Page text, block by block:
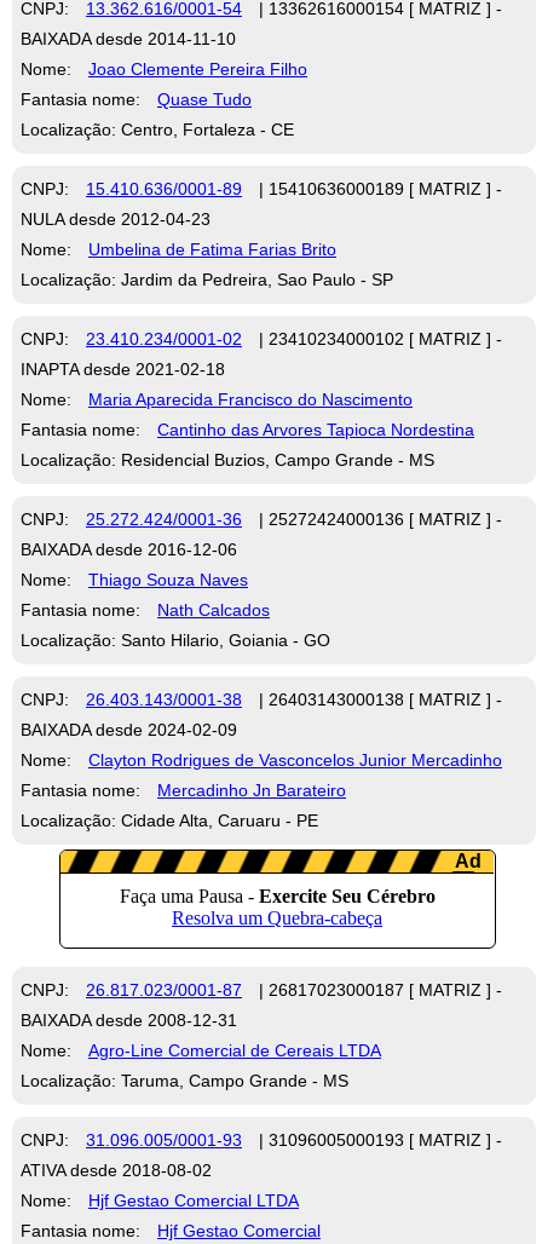
CNPJ: 13.362.616/0001-54
| 13362616000154 [ MATRIZ ] -
BAIXADA desde 2014-11-10
Nome:
Joao Clemente Pereira Filho
Fantasia nome:
Quase Tudo
Localização: Centro, Fortaleza - CE
CNPJ: 15.410.636/0001-89
| 15410636000189 [ MATRIZ ] -
NULA desde 2012-04-23
Nome:
Umbelina de Fatima Farias Brito
Localização: Jardim da Pedreira, Sao Paulo - SP
CNPJ: 23.410.234/0001-02
| 23410234000102 [ MATRIZ ] -
INAPTA desde 2021-02-18
Nome:
Maria Aparecida Francisco do Nascimento
Fantasia nome:
Cantinho das Arvores Tapioca Nordestina
Localização: Residencial Buzios, Campo Grande - MS
CNPJ: 25.272.424/0001-36
| 25272424000136 [ MATRIZ ] -
BAIXADA desde 2016-12-06
Nome:
Thiago Souza Naves
Fantasia nome:
Nath Calcados
Localização: Santo Hilario, Goiania - GO
CNPJ: 26.403.143/0001-38
| 26403143000138 [ MATRIZ ] -
BAIXADA desde 2024-02-09
Nome:
Clayton Rodrigues de Vasconcelos Junior Mercadinho
Fantasia nome:
Mercadinho Jn Barateiro
Localização: Cidade Alta, Caruaru - PE
CNPJ: 26.817.023/0001-87
| 26817023000187 [ MATRIZ ] -
BAIXADA desde 2008-12-31
Nome:
Agro-Line Comercial de Cereais LTDA
Localização: Taruma, Campo Grande - MS
CNPJ: 31.096.005/0001-93
| 31096005000193 [ MATRIZ ] -
ATIVA desde 2018-08-02
Nome:
Hjf Gestao Comercial LTDA
Fantasia nome:
Hjf Gestao Comercial